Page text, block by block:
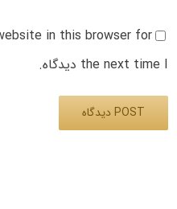
in this browser for
the next time I دیدگاه.